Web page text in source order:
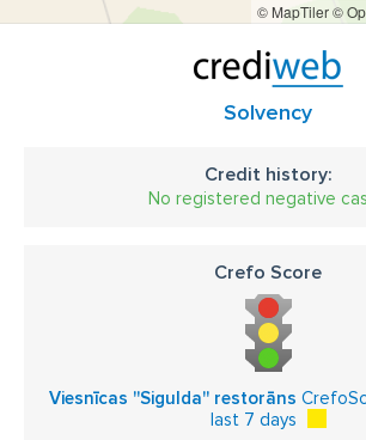
© MapTiler©
Solvency
Credit history:
No registered negative
Crefo Score
Viesnīcas ''Sigulda'' restorāns
last 7 days